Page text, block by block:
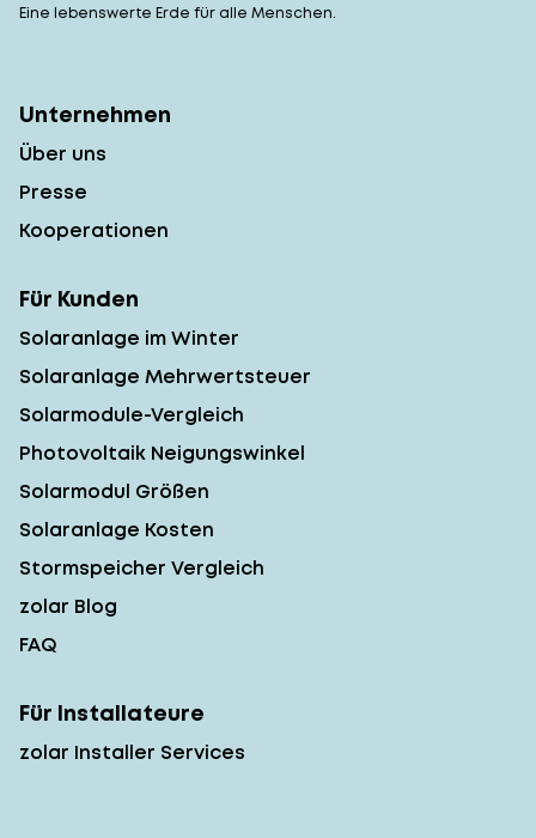
Eine lebenswerte Erde für alle Menschen.
Unternehmen
Über uns
Presse
Kooperationen
Für Kunden
Solaranlage im Winter
Solaranlage Mehrwertsteuer
Solarmodule-Vergleich
Photovoltaik Neigungswinkel
Solarmodul Größen
Solaranlage Kosten
Stormspeicher Vergleich
zolar Blog
FAQ
Für Installateure
zolar Installer Services